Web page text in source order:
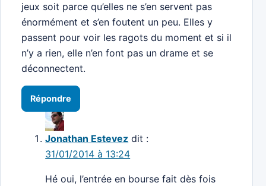
jeux soit parce qu’elles ne s’en servent pas
énormément et s’en foutent un peu. Elles y
passent pour voir les ragots du moment et si il
n’y a rien, elle n’en font pas un drame et se
déconnectent.
Répondre
Jonathan Estevez dit :
31/01/2014 à 13:24
Hé oui, l’entrée en bourse fait dès fois